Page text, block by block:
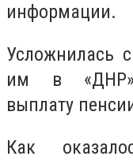
информации.
Усложнилась
им в «ДНР»
выплату
Как